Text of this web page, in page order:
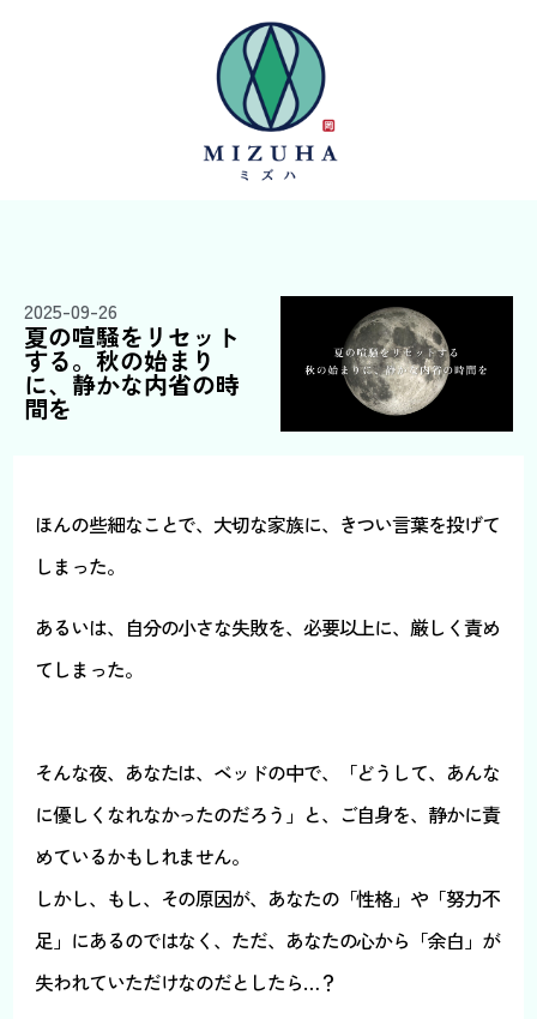
2025-09-26
夏の喧騒をリセット
する。秋の始まり
に、静かな内省の時
間を
ほんの些細なことで、大切な家族に、きつい言葉を投げて
しまった。
あるいは、自分の小さな失敗を、必要以上に、厳しく責め
てしまった。
そんな夜、あなたは、ベッドの中で、「どうして、あんな
に優しくなれなかったのだろう」と、ご自身を、静かに責
めているかもしれません。
しかし、もし、その原因が、あなたの「性格」や「努力不
足」にあるのではなく、ただ、あなたの心から「余白」が
失われていただけなのだとしたら…？